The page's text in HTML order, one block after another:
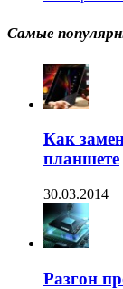
Самые
Как
планшете
30.03.2014
Разгон